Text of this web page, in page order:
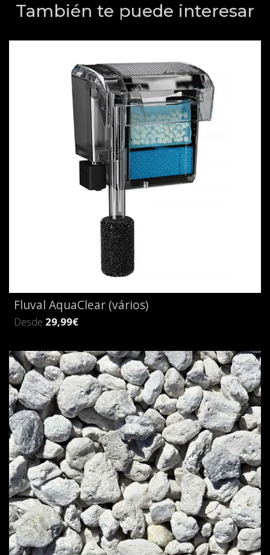
También te puede interesar
Fluval AquaClear (vários)
Desde 29,99€